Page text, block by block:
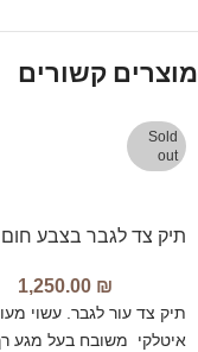
מוצרים קשורים
Sold
out
תיק צד לגבר בצבע חום
1,250.00 ₪
תיק צד עור לגבר. עשוי
איטלקי משובח בעל מגע